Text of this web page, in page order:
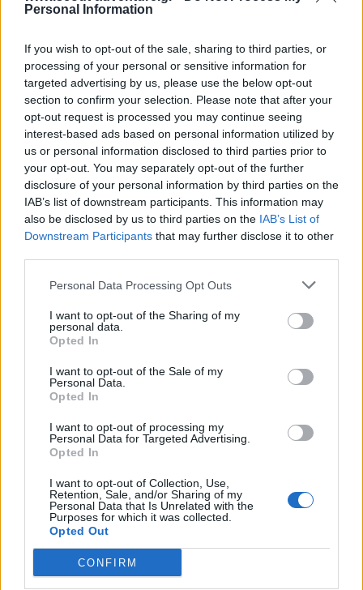
Personal Information
If you wish to opt-out of the sale, sharing to third parties, or
processing of your personal or sensitive information for
targeted advertising by us, please use the below opt-out
section to confirm your selection. Please note that after your
opt-out request is processed you may continue seeing
interest-based ads based on personal information utilized by
us or personal information disclosed to third parties prior to
your opt-out. You may separately opt-out of the further
disclosure of your personal information by third parties on the
IAB’s list of downstream participants. This information may
also be disclosed by us to third parties on the IAB’s List of
Downstream Participants that may further disclose it to other
Personal Data Processing Opt Outs
I want to opt-out of the Sharing of my
personal data.
Opted In
I want to opt-out of the Sale of my
Personal Data.
Opted In
I want to opt-out of processing my
Personal Data for Targeted Advertising.
Opted In
I want to opt-out of Collection, Use,
Retention, Sale, and/or Sharing of my
Personal Data that Is Unrelated with the
Purposes for which it was collected.
Opted Out
CONFIRM
ΣΧΕΤΙΚΑ
Είδη σχοινιών
Προσκοπικές κατασκευές
Κόμποι στο διαδίκτυο
Σύνδεση τριπόδου
Ξυλόδεσμος
Ορμιόδεσμος
Κατασκευές ανέσεων
Κατασκευή τραπεζαρίας